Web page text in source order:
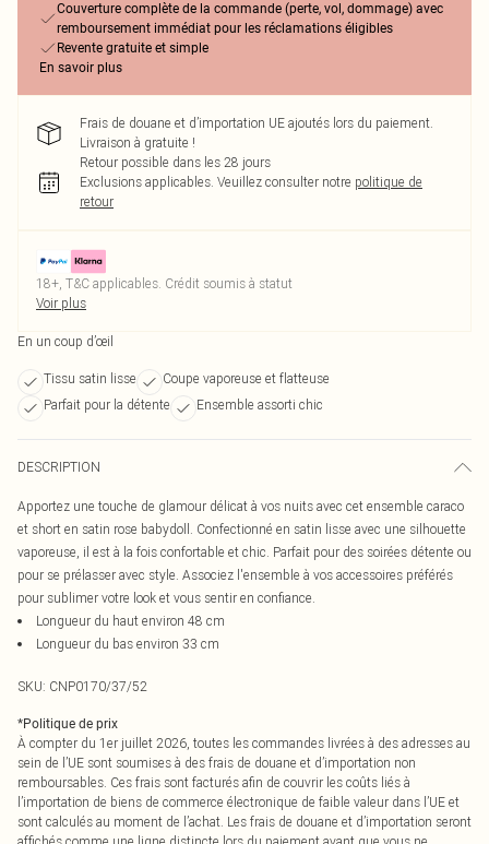
Couverture complète de la commande (perte, vol, dommage) avec
remboursement immédiat pour les réclamations éligibles
Revente gratuite et simple
En savoir plus
Frais de douane et d’importation UE ajoutés lors du paiement.
Livraison à gratuite !
Retour possible dans les 28 jours
Exclusions applicables. Veuillez consulter notre politique de
retour
18+, T&C applicables. Crédit soumis à statut
Voir plus
En un coup d’œil
Tissu satin lisse
Coupe vaporeuse et flatteuse
Parfait pour la détente
Ensemble assorti chic
DESCRIPTION
Apportez une touche de glamour délicat à vos nuits avec cet ensemble caraco
et short en satin rose babydoll. Confectionné en satin lisse avec une silhouette
vaporeuse, il est à la fois confortable et chic. Parfait pour des soirées détente ou
pour se prélasser avec style. Associez l'ensemble à vos accessoires préférés
pour sublimer votre look et vous sentir en confiance.
Longueur du haut environ 48 cm
Longueur du bas environ 33 cm
SKU: CNP0170/37/52
*Politique de prix
À compter du 1er juillet 2026, toutes les commandes livrées à des adresses au
sein de l’UE sont soumises à des frais de douane et d’importation non
remboursables. Ces frais sont facturés afin de couvrir les coûts liés à
l’importation de biens de commerce électronique de faible valeur dans l’UE et
sont calculés au moment de l’achat. Les frais de douane et d’importation seront